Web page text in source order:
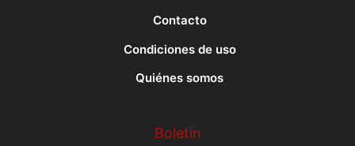
Contacto
Condiciones de uso
Quiénes somos
Boletín